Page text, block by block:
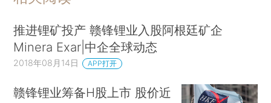
推进锂矿投产 赣锋锂业入股阿根廷矿企
Minera Exar|中企全球动态
2018年08月14日 APP打开
赣锋锂业筹备H股上市 股价近